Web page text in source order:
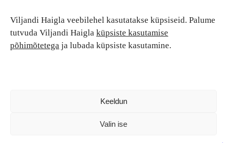
Viljandi Haigla veebilehel kasutatakse küpsiseid. Palume
tutvuda Viljandi Haigla küpsiste kasutamise
põhimõtetega ja lubada küpsiste kasutamine.
Keeldun
Valin ise
Patsiendi turvalisus ja õigused
Patsiendi õigused ja kohustused
Patsiendiohutus
Patsientide nõukoda